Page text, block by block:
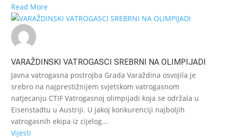
Read More
VARAŽDINSKI VATROGASCI SREBRNI NA OLIMPIJADI
Javna vatrogasna postrojba Grada Varaždina osvojila je
srebro na najprestižnijem svjetskom vatrogasnom
natjecanju CTIF Vatrogasnoj olimpijadi koja se održala u
Eisenstadtu u Austriji. U jakoj konkurenciji najboljih
vatrogasnih ekipa iz cijelog...
Vijesti